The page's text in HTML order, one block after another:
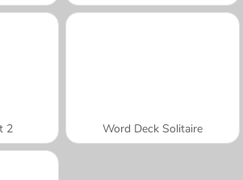
2 Word Deck Solitaire